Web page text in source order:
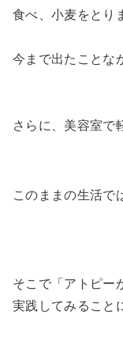
食べ、小麦をとり
今まで出たことな
さらに、美容室で
このままの生活で
そこで「アトピー
実践してみること